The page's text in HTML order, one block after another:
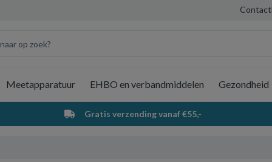
Contact
Meetapparatuur EHBO en verbandmiddelen Gezondheid
Gratis verzending vanaf €55,-